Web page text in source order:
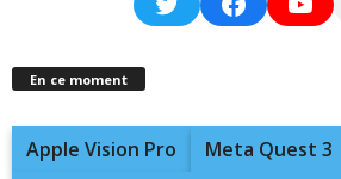
En ce moment
Apple Vision Pro
Meta Quest 3